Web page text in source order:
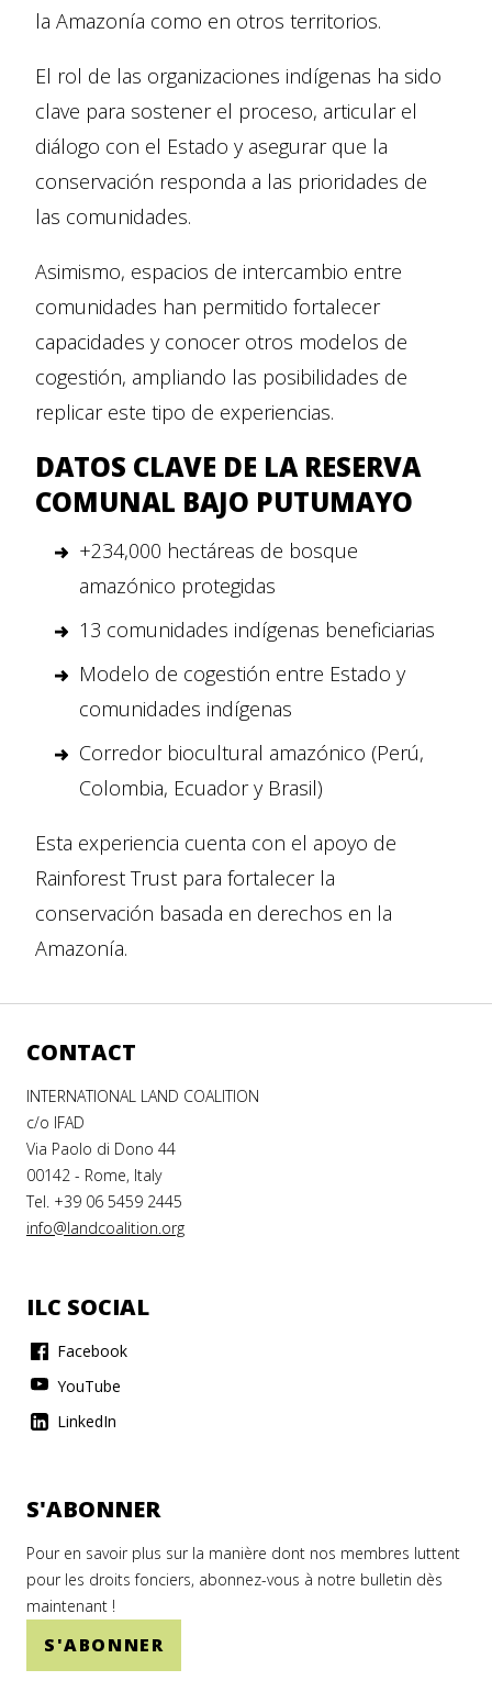
la Amazonía como en otros territorios.
El rol de las organizaciones indígenas ha sido
clave para sostener el proceso, articular el
diálogo con el Estado y asegurar que la
conservación responda a las prioridades de
las comunidades.
Asimismo, espacios de intercambio entre
comunidades han permitido fortalecer
capacidades y conocer otros modelos de
cogestión, ampliando las posibilidades de
replicar este tipo de experiencias.
DATOS CLAVE DE LA RESERVA
COMUNAL BAJO PUTUMAYO
+234,000 hectáreas de bosque
amazónico protegidas
13 comunidades indígenas beneficiarias
Modelo de cogestión entre Estado y
comunidades indígenas
Corredor biocultural amazónico (Perú,
Colombia, Ecuador y Brasil)
Esta experiencia cuenta con el apoyo de
Rainforest Trust para fortalecer la
conservación basada en derechos en la
Amazonía.
CONTACT
INTERNATIONAL LAND COALITION
c/o IFAD
Via Paolo di Dono 44
00142 - Rome, Italy
Tel. +39 06 5459 2445
info@landcoalition.org
ILC SOCIAL
Facebook
YouTube
LinkedIn
S'ABONNER
Pour en savoir plus sur la manière dont nos membres luttent
pour les droits fonciers, abonnez-vous à notre bulletin dès
maintenant !
S'ABONNER